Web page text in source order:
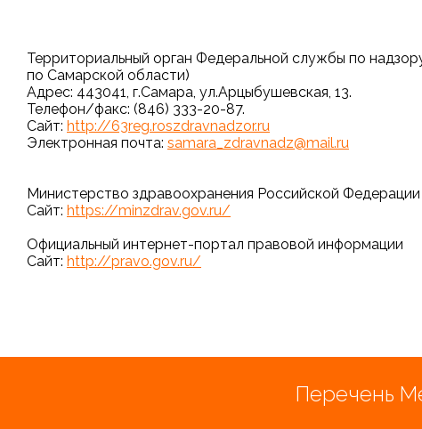
Территориальный орган Федеральной службы по
по Самарской области)
Адрес: 443041, г.Самара, ул.Арцыбушевская, 13.
Телефон/факс: (846) 333-20-87.
Сайт: http://63reg.roszdravnadzor.ru
Электронная почта: samara_zdravnadz@mail.ru
Министерство здравоохранения Российской Федерации
Сайт: https://minzdrav.gov.ru/
Официальный интернет-портал правовой информации
Сайт: http://pravo.gov.ru/
Перечень